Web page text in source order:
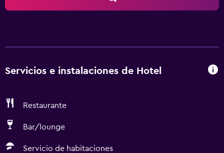
Servicios e instalaciones de Hotel
Restaurante
Bar/lounge
Servicio de habitaciones